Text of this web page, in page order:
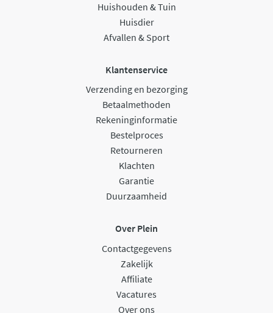
Huishouden & Tuin
Huisdier
Afvallen & Sport
Klantenservice
Verzending en bezorging
Betaalmethoden
Rekeninginformatie
Bestelproces
Retourneren
Klachten
Garantie
Duurzaamheid
Over Plein
Contactgegevens
Zakelijk
Affiliate
Vacatures
Over ons